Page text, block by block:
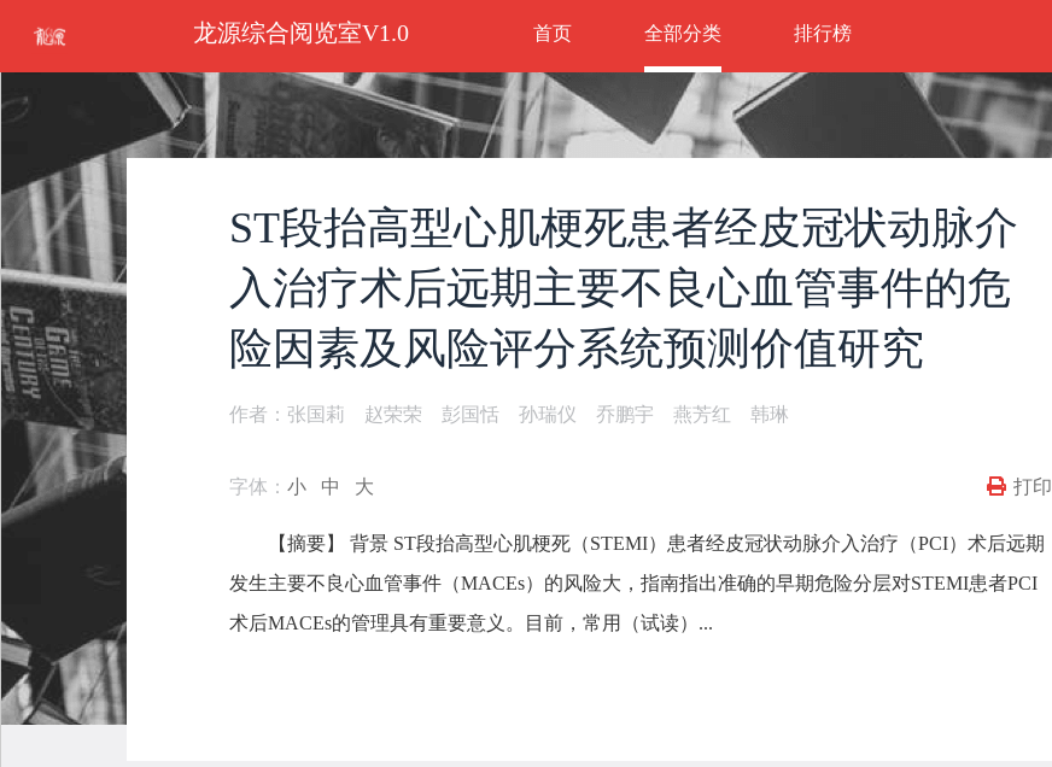
龙源综合阅览室V1.0 首页 全部分类 排行榜
ST段抬高型心肌梗死患者经皮冠状动脉介
入治疗术后远期主要不良心血管事件的危
险因素及风险评分系统预测价值研究
作者：张国莉 赵荣荣 彭国恬 孙瑞仪 乔鹏宇 燕芳红 韩琳
字体：小 中 大 打印
【摘要】 背景 ST段抬高型心肌梗死（STEMI）患者经皮冠状动脉介入治疗（PCI）术后远期
发生主要不良心血管事件（MACEs）的风险大，指南指出准确的早期危险分层对STEMI患者PCI
术后MACEs的管理具有重要意义。目前，常用（试读）...